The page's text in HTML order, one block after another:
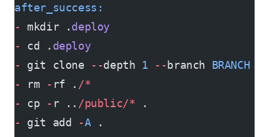
after_success:
-
mkdir .deploy
-
cd . deploy
-
git clone --depth 1 -- branch BRANCH
-
rm - rf . /*
-
cp - r .. /public/* .
-
git add -A .